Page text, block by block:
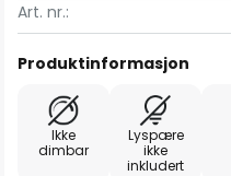
Art. nr.:
Produktinformasjon
Ikke
dimbar
Lyspære
ikke
inkludert